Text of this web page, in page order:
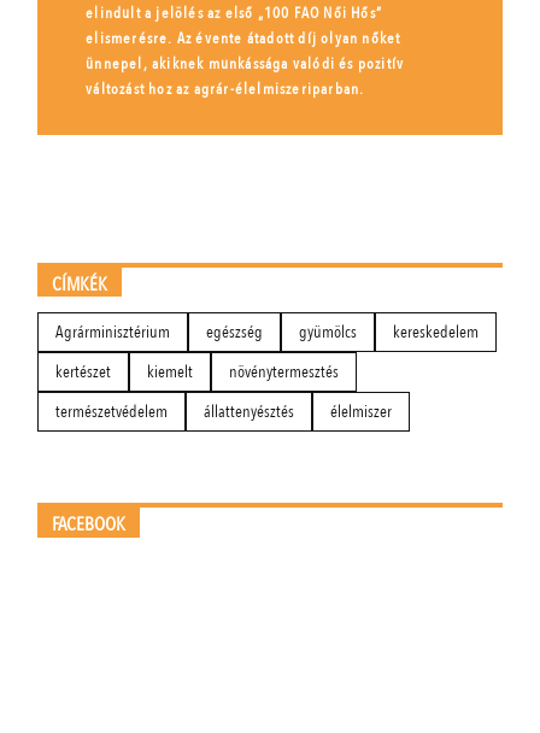
elindult a jelölés az első „100 FAO Női Hős”
elismerésre. Az évente átadott díj olyan nőket
ünnepel, akiknek munkássága valódi és pozitív
változást hoz az agrár-élelmiszeriparban.
CÍMKÉK
Agrárminisztérium egészség gyümölcs
kereskedelem
kertészet
kiemelt
növénytermesztés
természetvédelem
állattenyésztés élelmiszer
FACEBOOK